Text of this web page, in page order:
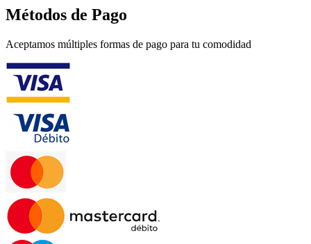
Métodos de Pago
Aceptamos múltiples formas de pago para tu comodidad